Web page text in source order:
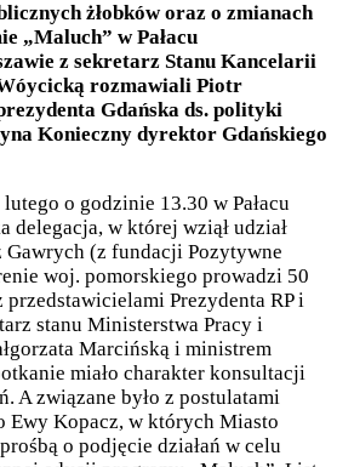
żłobków oraz o zmianach
„Maluch” w Pałacu
z sekretarz Stanu Kancelarii
rozmawiali Piotr
Gdańska ds. polityki
Konieczny dyrektor Gdańskiego
o godzinie 13.30 w Pałacu
delegacja, w której wziął udział
Gawrych (z fundacji Pozytywne
woj. pomorskiego prowadzi 50
przedstawicielami Prezydenta RP i
stanu Ministerstwa Pracy i
Marcińską i ministrem
miało charakter konsultacji
A związane było z postulatami
Ewy Kopacz, w których Miasto
o podjęcie działań w celu